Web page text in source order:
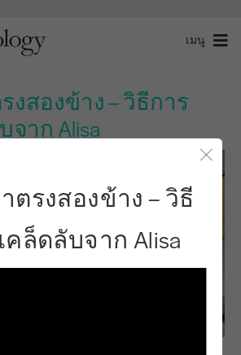
เมนู
งสองข้าง – วิธีการ
าก Alisa
ปิดโ
ตรงสองข้าง – วิธี
คล็ดลับจาก Alisa